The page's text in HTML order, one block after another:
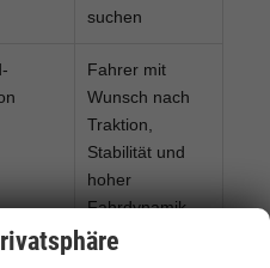
suchen
Fahrer mit
Wunsch nach
Traktion,
Stabilität und
hoher
Fahrdynamik